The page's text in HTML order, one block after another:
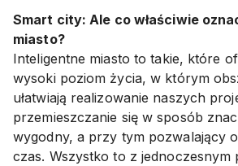
Smart city: Ale co właściwie
miasto?
Inteligentne miasto to takie, które
wysoki poziom życia, w którym
ułatwiają realizowanie naszych
przemieszczanie się w sposób
wygodny, a przy tym pozwalający
czas. Wszystko to z jednoczesnym